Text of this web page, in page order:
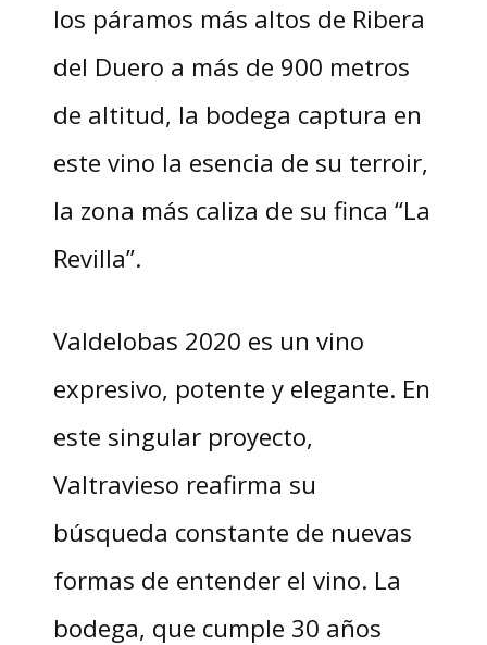
los páramos más altos de Ribera
del Duero a más de 900 metros
de altitud, la bodega captura en
este vino la esencia de su terroir,
la zona más caliza de su finca “La
Revilla”.
Valdelobas 2020 es un vino
expresivo, potente y elegante. En
este singular proyecto,
Valtravieso reafirma su
búsqueda constante de nuevas
formas de entender el vino. La
bodega, que cumple 30 años